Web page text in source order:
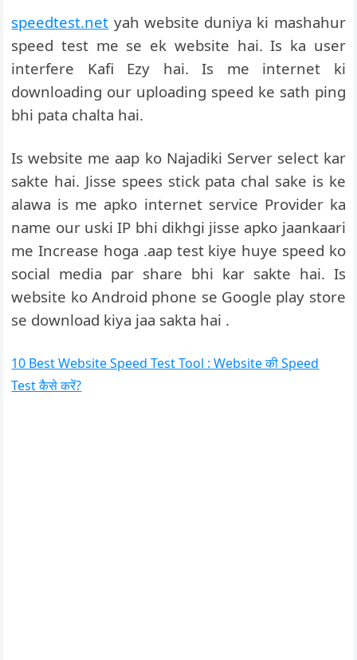
speedtest.net yah website duniya ki mashahur
speed test me se ek website hai. Is ka user
interfere Kafi Ezy hai. Is me internet ki
downloading our uploading speed ke sath ping
bhi pata chalta hai.
Is website me aap ko Najadiki Server select kar
sakte hai. Jisse spees stick pata chal sake is ke
alawa is me apko internet service Provider ka
name our uski IP bhi dikhgi jisse apko jaankaari
me Increase hoga .aap test kiye huye speed ko
social media par share bhi kar sakte hai. Is
website ko Android phone se Google play store
se download kiya jaa sakta hai .
10 Best Website Speed Test Tool : Website की Speed
Test कैसे करें?